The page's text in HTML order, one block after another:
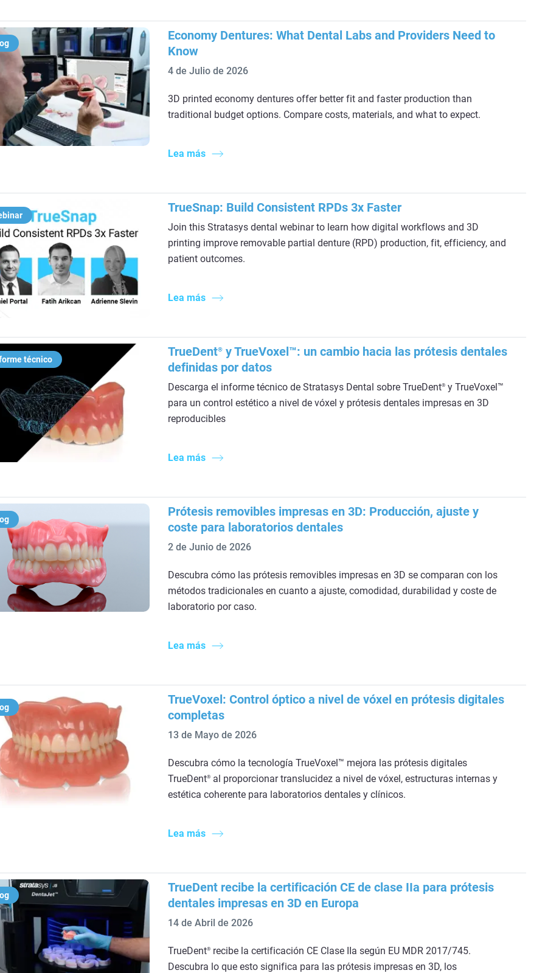
Economy Dentures: What Dental Labs and Providers Need to
Know
4 de Julio de 2026
3D printed economy dentures offer better fit and faster production than
traditional budget options. Compare costs, materials, and what to expect.
Lea más
TrueSnap: Build Consistent RPDs 3x Faster
Join this Stratasys dental webinar to learn how digital workflows and 3D
printing improve removable partial denture (RPD) production, fit, efficiency, and
patient outcomes.
Lea más
técnico
TrueDent® y TrueVoxel™: un cambio hacia las prótesis dentales
definidas por datos
Descarga el informe técnico de Stratasys Dental sobre TrueDent® y TrueVoxel™
para un control estético a nivel de vóxel y prótesis dentales impresas en 3D
reproducibles
Lea más
Prótesis removibles impresas en 3D: Producción, ajuste y
coste para laboratorios dentales
2 de Junio de 2026
Descubra cómo las prótesis removibles impresas en 3D se comparan con los
métodos tradicionales en cuanto a ajuste, comodidad, durabilidad y coste de
laboratorio por caso.
Lea más
TrueVoxel: Control óptico a nivel de vóxel en prótesis digitales
completas
13 de Mayo de 2026
Descubra cómo la tecnología TrueVoxel™ mejora las prótesis digitales
TrueDent® al proporcionar translucidez a nivel de vóxel, estructuras internas y
estética coherente para laboratorios dentales y clínicos.
Lea más
TrueDent recibe la certificación CE de clase IIa para prótesis
dentales impresas en 3D en Europa
14 de Abril de 2026
TrueDent® recibe la certificación CE Clase IIa según EU MDR 2017/745.
Descubra lo que esto significa para las prótesis impresas en 3D, los